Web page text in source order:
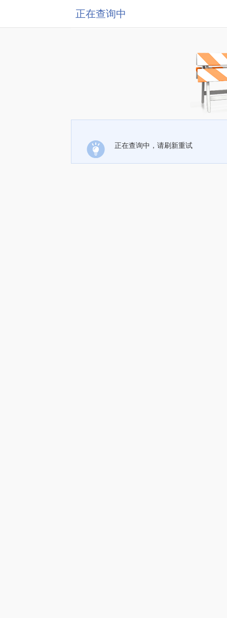
正在查询中
正在查询中，请刷新重试